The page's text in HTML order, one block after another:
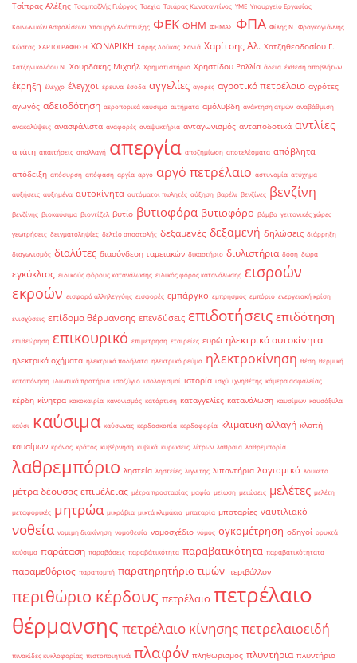
Τσίπρας Αλέξης Τσαμπαζλής Γιώργος Τσεχία Τσιάρας Κωνσταντίνος ΥΜΕ Υπουργείο Εργασίας
Κοινωνικών Ασφαλίσεων Υπουργό Ανάπτυξης ΦΕΚ ΦΗΜ ΦΗΜΑΣ ΦΠΑ Φίλης Ν. Φραγκογιάννης
Κώστας ΧΑΡΤΟΓΡΑΦΗΣΗ ΧΟΝΔΡΙΚΗ Χάρης Δούκας Χανιά Χαρίτσης Αλ. Χατζηθεοδοσίου Γ.
Χατζηνικολάου Ν. Χουρδάκης Μιχαήλ Χρηματιστήριο Χρηστίδου Ραλλία άδεια έκθεση αποβλήτων
έκρηξη έλεγχο έλεγχοι έρευνα έσοδα αγγελίες αγορές αγροτικό πετρέλαιο αγρότες
αγωγός αδειοδότηση αεροπορικά καύσιμα αιτήματα αμόλυβδη ανάκτηση ατμών αναβάθμιση
ανακαλύψεις ανασφάλιστα αναφορές αναψυκτήρια ανταγωνισμός ανταποδοτικά αντλίες
απάτη απαιτήσεις απαλλαγή απεργία αποζημίωση αποτελέσματα απόβλητα
απόδειξη απόσυρση απόφαση αργία αργό αργό πετρέλαιο αστυνομία ατύχημα
αυξήσεις αυξημένα αυτοκίνητα αυτόματοι πωλητές αύξηση βαρέλι βενζίνες βενζίνη
βενζίνης βιοκαύσιμα βιοντίζελ βυτίο βυτιοφόρα βυτιοφόρο βόμβα γειτονικές χώρες
γεωτρήσεις δειγματοληψίες δελτίο αποστολής δεξαμενές δεξαμενή δηλώσεις διάρρηξη
διαγωνισμός διαλύτες διασύνδεση ταμειακών δικαστήριο διυλιστήρια δόση δώρα
εγκύκλιος ειδικούς φόρους κατανάλωσης ειδικός φόρος κατανάλωσης εισροών
εκροών εισφορά αλληλεγγύης εισφορές εμπάργκο εμπρησμός εμπόριο ενεργειακή κρίση
ενισχύσεις επίδομα θέρμανσης επενδύσεις επιδοτήσεις επιδότηση
επιθεώρηση επικουρικό επιμέτρηση εταιρείες ευρώ ηλεκτρικά αυτοκίνητα
ηλεκτρικά οχήματα ηλεκτρικά ποδήλατα ηλεκτρικό ρεύμα ηλεκτροκίνηση θέση θερμική
καταπόνηση ιδιωτικά πρατήρια ισοζύγιο ισολογισμοί ιστορία ισχύ ιχνηθέτης κάμερα ασφαλείας
κέρδη κίνητρα κακοκαιρία κανονισμός κατάρτιση καταγγελίες κατανάλωση καυσίμων καυσόξυλα
καύσι καύσιμα καύσωνας κερδοσκοπία κερδοφορία κλιματική αλλαγή κλοπή
καυσίμων κράνος κράτος κυβέρνηση κυβικά κυρώσεις λίτρων λαθραία λαθρεμπορία
λαθρεμπόριο ληστεία ληστείες λιγνίτης λιπαντήρια λογισμικό λουκέτο
μέτρα δέουσας επιμέλειας μέτρα προστασίας μαφία μείωση μειώσεις μελέτες μελέτη
μεταφορικές μητρώα μικρόβια μικτά κλιμάκια μπαταρία μπαταρίες ναυτιλιακό
νοθεία νομιμη διακίνηση νομοθεσία νομοσχέδιο νόμος ογκομέτρηση οδηγοί ορυκτά
καύσιμα παράταση παραβάσεις παραβάτικότητα παραβατικότητα παραβατικότητατα
παραμεθόριος παραπομπή παρατηρητήριο τιμών περιβάλλον
περιθώριο κέρδους πετρέλαιο πετρέλαιο
θέρμανσης πετρέλαιο κίνησηςπετρελαιοειδή
πινακίδες κυκλοφορίας πιστοποιητικά πλαφόν πληθωρισμός πλυντήρια πλυντήριο